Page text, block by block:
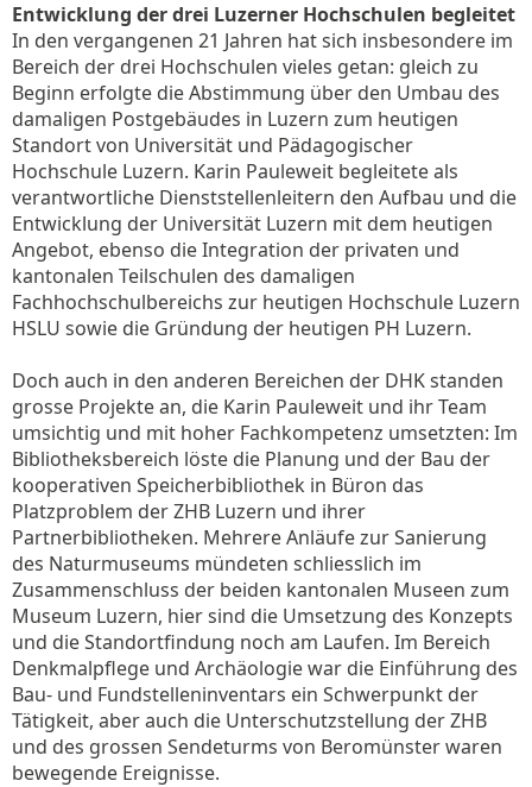
Entwicklung der drei Luzerner Hochschulen begleitet
In den vergangenen 21 Jahren hat sich insbesondere im
Bereich der drei Hochschulen vieles getan: gleich zu
Beginn erfolgte die Abstimmung über den Umbau des
damaligen Postgebäudes in Luzern zum heutigen
Standort von Universität und Pädagogischer
Hochschule Luzern. Karin Pauleweit begleitete als
verantwortliche Dienststellenleitern den Aufbau und die
Entwicklung der Universität Luzern mit dem heutigen
Angebot, ebenso die Integration der privaten und
kantonalen Teilschulen des damaligen
Fachhochschulbereichs zur heutigen Hochschule Luzern
HSLU sowie die Gründung der heutigen PH Luzern.
Doch auch in den anderen Bereichen der DHK standen
grosse Projekte an, die Karin Pauleweit und ihr Team
umsichtig und mit hoher Fachkompetenz umsetzten: Im
Bibliotheksbereich löste die Planung und der Bau der
kooperativen Speicherbibliothek in Büron das
Platzproblem der ZHB Luzern und ihrer
Partnerbibliotheken. Mehrere Anläufe zur Sanierung
des Naturmuseums mündeten schliesslich im
Zusammenschluss der beiden kantonalen Museen zum
Museum Luzern, hier sind die Umsetzung des Konzepts
und die Standortfindung noch am Laufen. Im Bereich
Denkmalpflege und Archäologie war die Einführung des
Bau- und Fundstelleninventars ein Schwerpunkt der
Tätigkeit, aber auch die Unterschutzstellung der ZHB
und des grossen Sendeturms von Beromünster waren
bewegende Ereignisse.